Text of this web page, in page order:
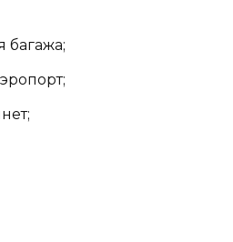
багажа;